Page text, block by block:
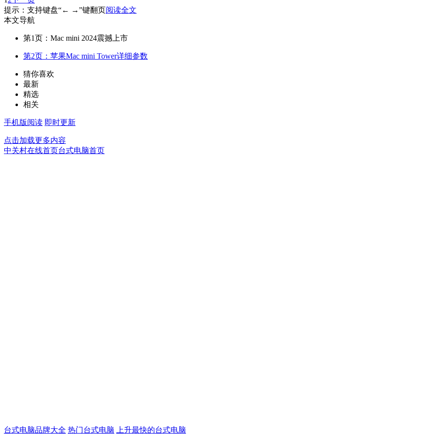
提示：支持键盘“← →”键翻页阅读全文
本文导航
第1页：Mac mini 2024震撼上市
第2页：苹果Mac mini Tower详细参数
猜你喜欢
最新
精选
相关
手机版阅读 即时更新
点击加载更多内容
中关村在线首页台式电脑首页
台式电脑品牌大全 热门台式电脑 上升最快的台式电脑